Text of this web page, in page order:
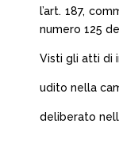
l’art. 187,
numero 125
Visti gli atti di
udito nella
deliberato